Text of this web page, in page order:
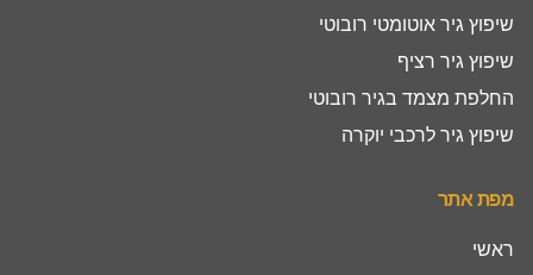
שיפוץ גיר אוטומטי רובוטי
שיפוץ גיר רציף
החלפת מצמד בגיר רובוטי
שיפוץ גיר לרכבי יוקרה
מפת אתר
ראשי